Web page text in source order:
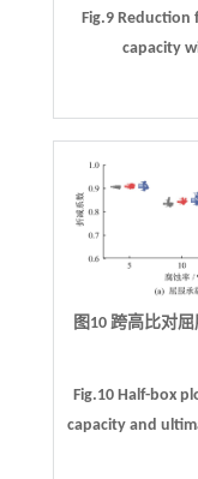
Fig.9
capacity
图10 跨高比对
Fig.10 Half-box
capacity and